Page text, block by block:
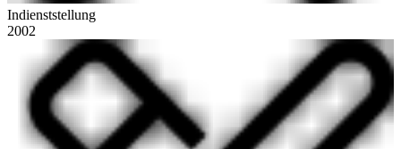
Indienststellung
2002